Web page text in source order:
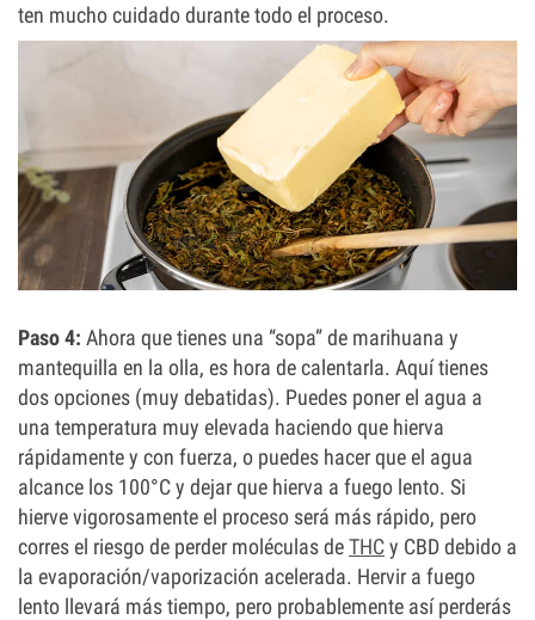
ten mucho cuidado durante todo el proceso.
Paso 4: Ahora que tienes una “sopa” de marihuana y
mantequilla en la olla, es hora de calentarla. Aquí tienes
dos opciones (muy debatidas). Puedes poner el agua a
una temperatura muy elevada haciendo que hierva
rápidamente y con fuerza, o puedes hacer que el agua
alcance los 100°C y dejar que hierva a fuego lento. Si
hierve vigorosamente el proceso será más rápido, pero
corres el riesgo de perder moléculas deTHCy CBD debido a
la evaporación/vaporización acelerada. Hervir a fuego
lento llevará más tiempo, pero probablemente así perderás